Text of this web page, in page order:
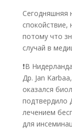
Сегодняшняя
спокойствие,
потому что
случай в
❗В
Др. Jan
оказался
подтвердило
лечением
для